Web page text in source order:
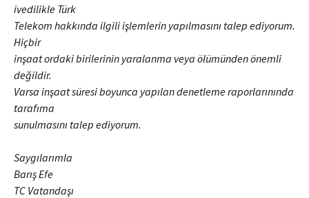
ivedilikle Türk
Telekom hakkında ilgili işlemlerin yapılmasını talep ediyorum.
Hiçbir
inşaat ordaki birilerinin yaralanma veya ölümünden önemli
değildir.
Varsa inşaat süresi boyunca yapılan denetleme raporlarınında
tarafıma
sunulmasını talep ediyorum.
Saygılarımla
Barış Efe
TC Vatandaşı